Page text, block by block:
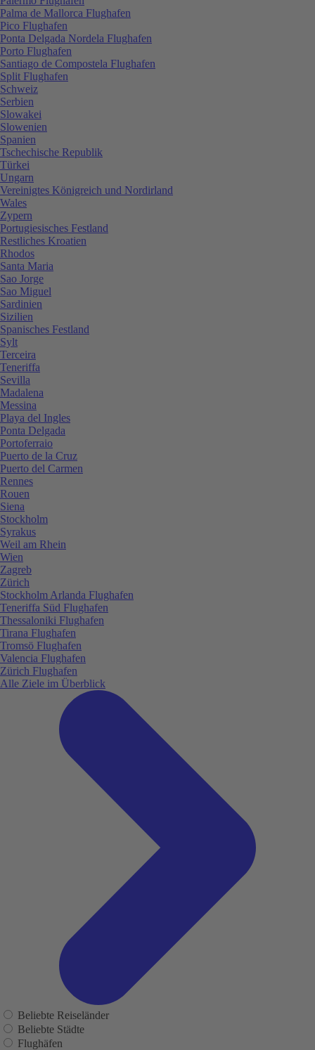
Palma de Mallorca Flughafen
Pico Flughafen
Ponta Delgada Nordela Flughafen
Porto Flughafen
Santiago de Compostela Flughafen
Split Flughafen
Schweiz
Serbien
Slowakei
Slowenien
Spanien
Tschechische Republik
Türkei
Ungarn
Vereinigtes Königreich und Nordirland
Wales
Zypern
Portugiesisches Festland
Restliches Kroatien
Rhodos
Santa Maria
Sao Jorge
Sao Miguel
Sardinien
Sizilien
Spanisches Festland
Sylt
Terceira
Teneriffa
Sevilla
Madalena
Messina
Playa del Ingles
Ponta Delgada
Portoferraio
Puerto de la Cruz
Puerto del Carmen
Rennes
Rouen
Siena
Stockholm
Syrakus
Weil am Rhein
Wien
Zagreb
Zürich
Stockholm Arlanda Flughafen
Teneriffa Süd Flughafen
Thessaloniki Flughafen
Tirana Flughafen
Tromsö Flughafen
Valencia Flughafen
Zürich Flughafen
Alle Ziele im Überblick
Beliebte Reiseländer
Beliebte Städte
Flughäfen